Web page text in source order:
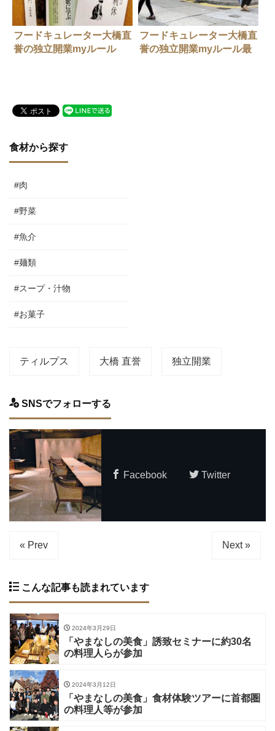
フードキュレーター大橋直
誉の独立開業myルール
フードキュレーター大橋直
誉の独立開業myルール最
食材から探す
#肉
#野菜
#魚介
#麺類
#スープ・汁物
#お菓子
ティルプス 大橋 直誉 独立開業
SNSでフォローする
Facebook Twitter
« Prev Next »
こんな記事も読まれています
2024年3月29日
「やまなしの美食」誘致セミナーに約30名
の料理人らが参加
2024年3月12日
「やまなしの美食」食材体験ツアーに首都圏
の料理人等が参加